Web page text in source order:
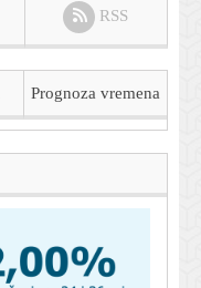
RSS
Prognoza vremena